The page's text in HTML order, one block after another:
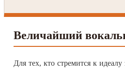
Величайший
Для тех, кто стремится к